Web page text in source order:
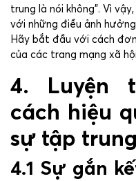
trung là nói không”. Vì
với những điều ảnh
Hãy bắt đầu với cách
của các trang mạng xã
4. Luyện
cách hiệu
sự tập trung
4.1 Sự gắn